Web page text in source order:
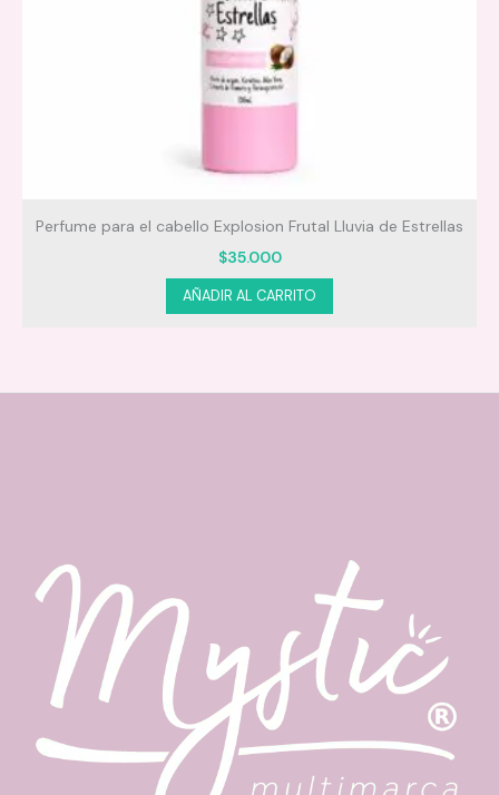
Perfume para el cabello Explosion Frutal Lluvia de Estrellas
$35.000
AÑADIR AL CARRITO